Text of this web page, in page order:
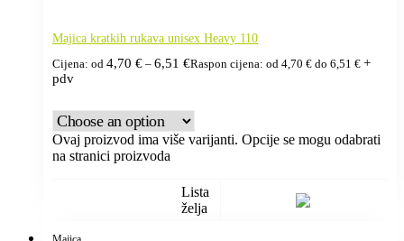
Majica kratkih rukava unisex Heavy 110
Cijena: od 4,70 € – 6,51 €Raspon cijena: od 4,70 € do 6,51 € +
pdv
Ovaj proizvod ima više varijanti. Opcije se mogu odabrati
na stranici proizvoda
Lista
želja